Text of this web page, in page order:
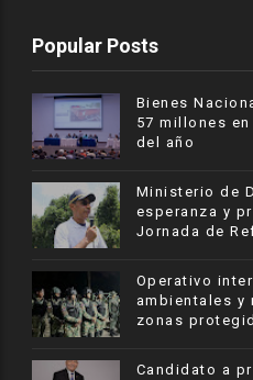
Popular Posts
Bienes
57 millones
del año
Ministerio de
esperanza y
Jornada de
Operativo
ambientales y
zonas
Candidato a